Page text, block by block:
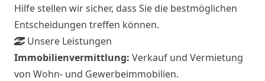
Hilfe stellen wir sicher, dass Sie die bestmöglichen
Entscheidungen treffen können.
Unsere Leistungen
Immobilienvermittlung: Verkauf und Vermietung
von Wohn- und Gewerbeimmobilien.